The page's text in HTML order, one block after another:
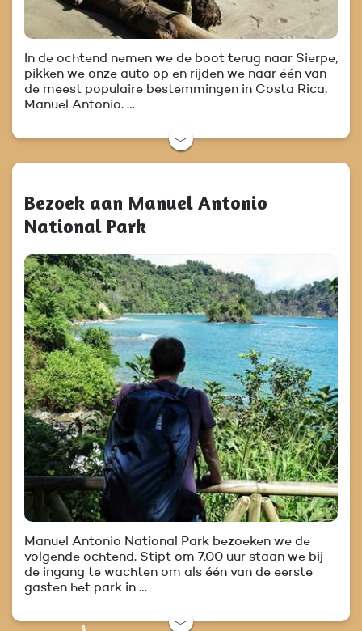
In de ochtend nemen we de boot terug naar Sierpe,
pikken we onze auto op en rijden we naar één van
de meest populaire bestemmingen in Costa Rica,
Manuel Antonio. …
﹀
Bezoek aan Manuel Antonio
National Park
Manuel Antonio National Park bezoeken we de
volgende ochtend. Stipt om 7.00 uur staan we bij
de ingang te wachten om als één van de eerste
gasten het park in …
﹀